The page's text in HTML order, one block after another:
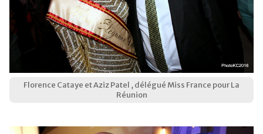
Florence Cataye et Aziz Patel , délégué Miss France pour La
Réunion